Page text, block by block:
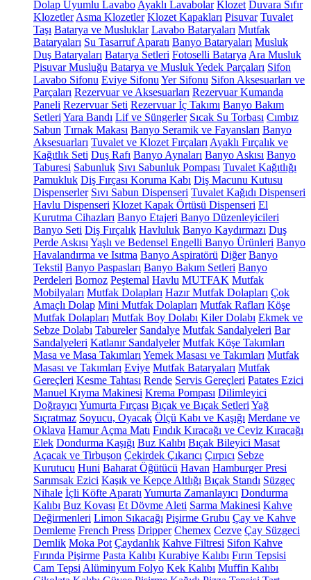
Dolap Uyumlu Lavabo Ayaklı Lavabolar Klozet Duvara Sıfır
Klozetler Asma Klozetler Klozet Kapakları Pisuvar Tuvalet
Taşı Batarya ve Musluklar Lavabo Bataryaları Mutfak
Bataryaları Su Tasarruf Aparatı Banyo Bataryaları Musluk
Duş Bataryaları Batarya Setleri Fotoselli Batarya Ara Musluk
Pisuvar Musluğu Batarya ve Musluk Yedek Parçaları Sifon
Lavabo Sifonu Eviye Sifonu Yer Sifonu Sifon Aksesuarları ve
Parçaları Rezervuar ve Aksesuarları Rezervuar Kumanda
Paneli Rezervuar Seti Rezervuar İç Takımı Banyo Bakım
Setleri Yara Bandı Lif ve Süngerler Sıcak Su Torbası Cımbız
Sabun Tırnak Makası Banyo Seramik ve Fayansları Banyo
Aksesuarları Tuvalet ve Klozet Fırçaları Ayaklı Fırçalık ve
Kağıtlık Seti Duş Rafı Banyo Aynaları Banyo Askısı Banyo
Taburesi Sabunluk Sıvı Sabunluk Pompası Tuvalet Kağıtlığı
Pamukluk Diş Fırçası Koruma Kabı Diş Macunu Kutusu
Dispenserler Sıvı Sabun Dispenseri Tuvalet Kağıdı Dispenseri
Havlu Dispenseri Klozet Kapak Örtüsü Dispenseri El
Kurutma Cihazları Banyo Etajeri Banyo Düzenleyicileri
Banyo Seti Diş Fırçalık Havluluk Banyo Kaydırmazı Duş
Perde Askısı Yaşlı ve Bedensel Engelli Banyo Ürünleri Banyo
Havalandırma ve Isıtma Banyo Aspiratörü Diğer Banyo
Tekstil Banyo Paspasları Banyo Bakım Setleri Banyo
Perdeleri Bornoz Peştemal Havlu MUTFAK Mutfak
Mobilyaları Mutfak Dolapları Hazır Mutfak Dolapları Çok
Amaçlı Dolap Mini Mutfak Dolapları Mutfak Rafları Köşe
Mutfak Dolapları Mutfak Boy Dolabı Kiler Dolabı Ekmek ve
Sebze Dolabı Tabureler Sandalye Mutfak Sandalyeleri Bar
Sandalyeleri Katlanır Sandalyeler Mutfak Köşe Takımları
Masa ve Masa Takımları Yemek Masası ve Takımları Mutfak
Masası ve Takımları Eviye Mutfak Bataryaları Mutfak
Gereçleri Kesme Tahtası Rende Servis Gereçleri Patates Ezici
Manuel Kıyma Makinesi Krema Pompası Dilimleyici
Doğrayıcı Yumurta Fırçası Bıçak ve Bıçak Setleri Yağ
Sıçratmaz Soyucu, Oyacak Ölçü Kabı ve Kaşığı Merdane ve
Oklava Hamur Açma Matı Fındık Kıracağı ve Ceviz Kıracağı
Elek Dondurma Kaşığı Buz Kalıbı Bıçak Bileyici Masat
Açacak ve Tirbuşon Çekirdek Çıkarıcı Çırpıcı Sebze
Kurutucu Huni Baharat Öğütücü Havan Hamburger Presi
Sarımsak Ezici Kaşık ve Kepçe Altlığı Bıçak Standı Süzgeç
Nihale İçli Köfte Aparatı Yumurta Zamanlayıcı Dondurma
Kalıbı Buz Kovası Et Dövme Aleti Sarma Makinesi Kahve
Değirmenleri Limon Sıkacağı Pişirme Grubu Çay ve Kahve
Demleme French Press Dripper Chemex Cezve Çay Süzgeci
Demlik Moka Pot Çaydanlık Kahve Filtresi Sifon Kahve
Fırında Pişirme Pasta Kalıbı Kurabiye Kalıbı Fırın Tepsisi
Cam Tepsi Alüminyum Folyo Kek Kalıbı Muffin Kalıbı